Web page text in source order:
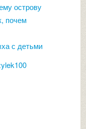
острову
почем
с детьми